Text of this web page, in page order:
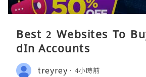
Best 2 Websites To
dIn Accounts
treyrey 4小時前